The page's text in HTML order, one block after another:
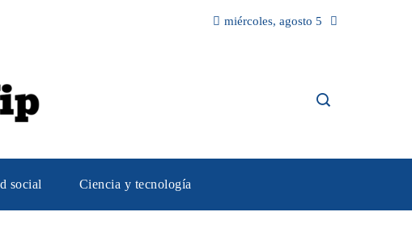
miércoles, agosto 5
social Ciencia y tecnología